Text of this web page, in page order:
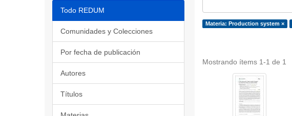
Todo REDUM
Comunidades y Colecciones
Por fecha de publicación
Autores
Títulos
Materia: Production system ×
Mostrando ítems 1-1 de 1